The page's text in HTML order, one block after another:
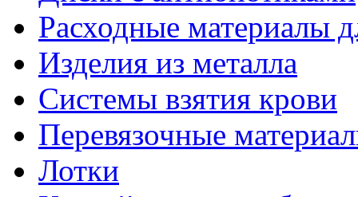
Расходные материалы
Изделия из металла
Системы взятия крови
Перевязочные
Лотки